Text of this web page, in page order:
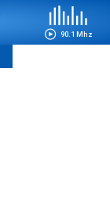
90.1 Mhz